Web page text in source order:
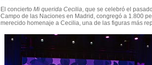
El concierto Mi querida Cecilia, que se celebró el
Campo de las Naciones en Madrid, congregó a 1.800
merecido homenaje a Cecilia, una de las figuras más